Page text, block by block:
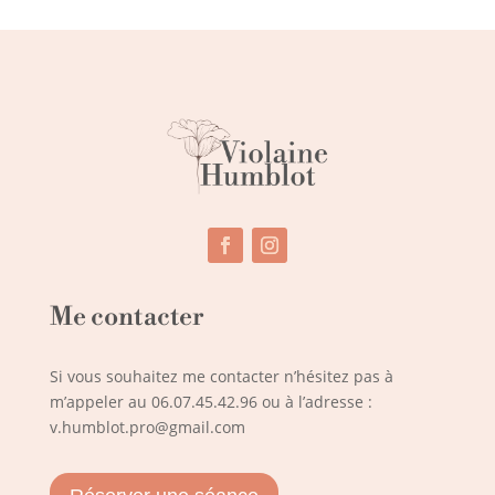
Me contacter
Si vous souhaitez me contacter n’hésitez pas à
m’appeler au 06.07.45.42.96ou à l’adresse :
v.humblot.pro@gmail.com